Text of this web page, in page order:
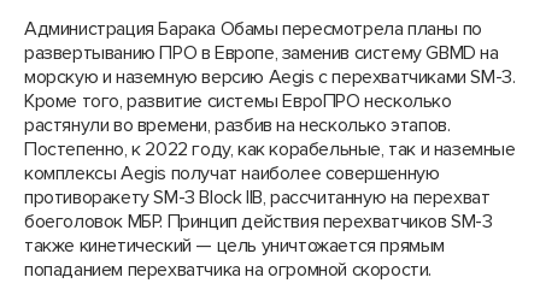
Администрация Барака Обамы пересмотрела планы по
развертыванию ПРО в Европе, заменив систему GBMD на
морскую и наземную версию Aegis с перехватчиками SM-3.
Кроме того, развитие системы ЕвроПРО несколько
растянули во времени, разбив на несколько этапов.
Постепенно, к 2022 году, как корабельные, так и наземные
комплексы Aegis получат наиболее совершенную
противоракету SM-3 Block IIB, рассчитанную на перехват
боеголовок МБР. Принцип действия перехватчиков SM-3
также кинетический — цель уничтожается прямым
попаданием перехватчика на огромной скорости.